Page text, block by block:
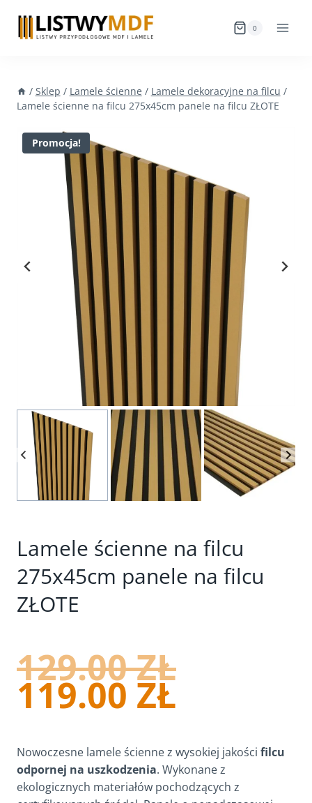
treści
0
/ Sklep / Lamele ścienne / Lamele dekoracyjne na filcu /
Lamele ścienne na filcu 275x45cm panele na filcu ZŁOTE
Promocja!
Lamele ścienne na filcu
275x45cm panele na filcu
ZŁOTE
129.00ZŁ
129.00
119.00 ZŁ
119.00
Nowoczesne lamele ścienne z wysokiej jakości filcu
odpornej na uszkodzenia. Wykonane z
ekologicznych materiałów pochodzących z